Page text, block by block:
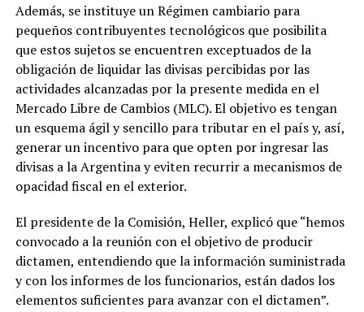
Además, se instituye un Régimen cambiario para
pequeños contribuyentes tecnológicos que posibilita
que estos sujetos se encuentren exceptuados de la
obligación de liquidar las divisas percibidas por las
actividades alcanzadas por la presente medida en el
Mercado Libre de Cambios (MLC). El objetivo es tengan
un esquema ágil y sencillo para tributar en el país y, así,
generar un incentivo para que opten por ingresar las
divisas a la Argentina y eviten recurrir a mecanismos de
opacidad fiscal en el exterior.
El presidente de la Comisión, Heller, explicó que “hemos
convocado a la reunión con el objetivo de producir
dictamen, entendiendo que la información suministrada
y con los informes de los funcionarios, están dados los
elementos suficientes para avanzar con el dictamen”.